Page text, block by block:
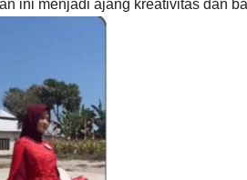
ini menjadi ajang kreativitas dan